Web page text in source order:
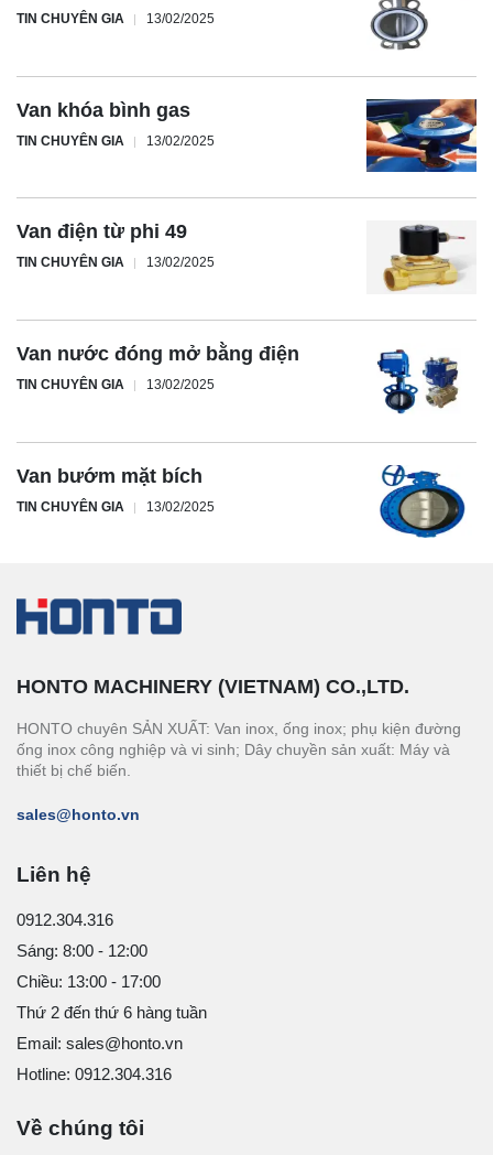
TIN CHUYÊN GIA 13/02/2025
Van khóa bình gas
TIN CHUYÊN GIA 13/02/2025
Van điện từ phi 49
TIN CHUYÊN GIA 13/02/2025
Van nước đóng mở bằng điện
TIN CHUYÊN GIA 13/02/2025
Van bướm mặt bích
TIN CHUYÊN GIA 13/02/2025
HONTO MACHINERY (VIETNAM) CO.,LTD.
HONTO chuyên SẢN XUẤT: Van inox, ống inox; phụ kiện đường
ống inox công nghiệp và vi sinh; Dây chuyền sản xuất: Máy và
thiết bị chế biến.
sales@honto.vn
Liên hệ
0912.304.316
Sáng: 8:00 - 12:00
Chiều: 13:00 - 17:00
Thứ 2 đến thứ 6 hàng tuần
Email: sales@honto.vn
Hotline: 0912.304.316
Về chúng tôi